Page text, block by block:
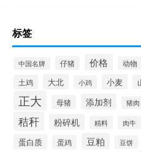
标签
中国名牌 仔猪 价格 动物
土鸡 大北 小鸡 小麦
正大 母猪 添加剂 猪肉
秸秆 粉碎机 精料 肉牛
蛋白质 蛋鸡 豆粕 豆饼